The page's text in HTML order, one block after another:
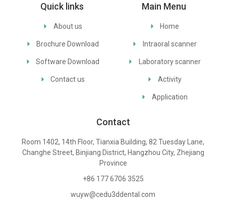
Quick links
About us
Brochure Download
Software Download
Contact us
Main Menu
Home
Intraoral scanner
Laboratory scanner
Activity
Application
Contact
Room 1402, 14th Floor, Tianxia Building, 82 Tuesday Lane,
Changhe Street, Binjiang District, Hangzhou City, Zhejiang
Province
+86 177 6706 3525
wuyw@cedu3ddental.com